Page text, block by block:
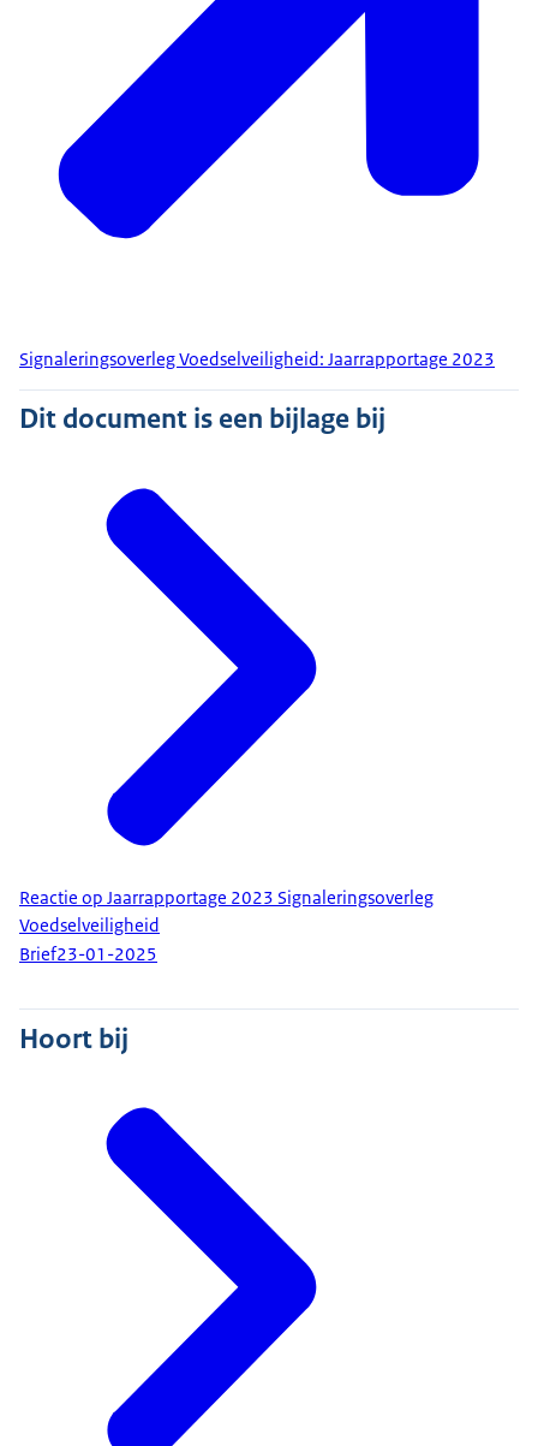
Signaleringsoverleg Voedselveiligheid: Jaarrapportage 2023
Dit document is een bijlage bij
Reactie op Jaarrapportage 2023 Signaleringsoverleg
Voedselveiligheid
Brief23-01-2025
Hoort bij